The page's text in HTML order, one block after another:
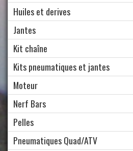
Huiles et derives
Jantes
Kit chaîne
Kits pneumatiques et jantes
Moteur
Nerf Bars
Pelles
Pneumatiques Quad/ATV